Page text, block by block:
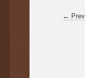
←